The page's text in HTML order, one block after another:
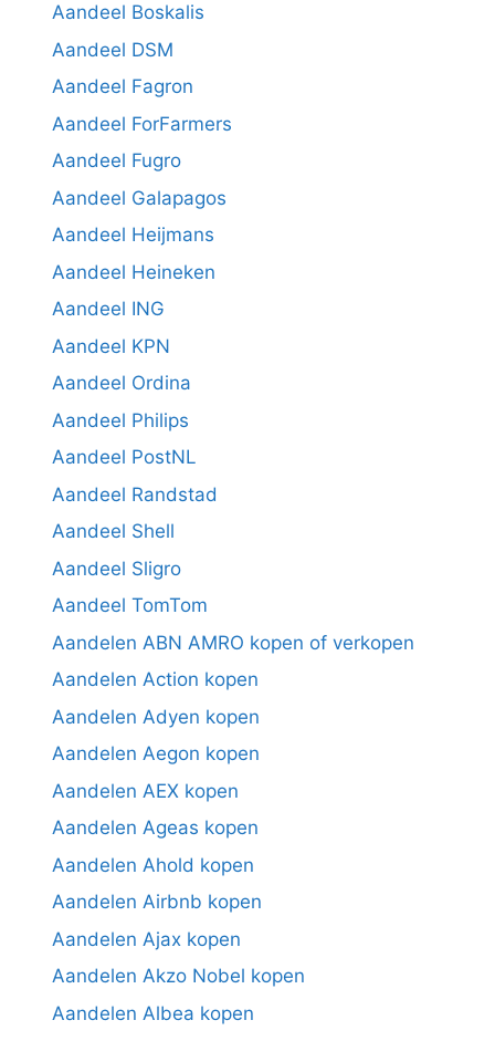
Aandeel Boskalis
Aandeel DSM
Aandeel Fagron
Aandeel ForFarmers
Aandeel Fugro
Aandeel Galapagos
Aandeel Heijmans
Aandeel Heineken
Aandeel ING
Aandeel KPN
Aandeel Ordina
Aandeel Philips
Aandeel PostNL
Aandeel Randstad
Aandeel Shell
Aandeel Sligro
Aandeel TomTom
Aandelen ABN AMRO kopen of verkopen
Aandelen Action kopen
Aandelen Adyen kopen
Aandelen Aegon kopen
Aandelen AEX kopen
Aandelen Ageas kopen
Aandelen Ahold kopen
Aandelen Airbnb kopen
Aandelen Ajax kopen
Aandelen Akzo Nobel kopen
Aandelen Albea kopen